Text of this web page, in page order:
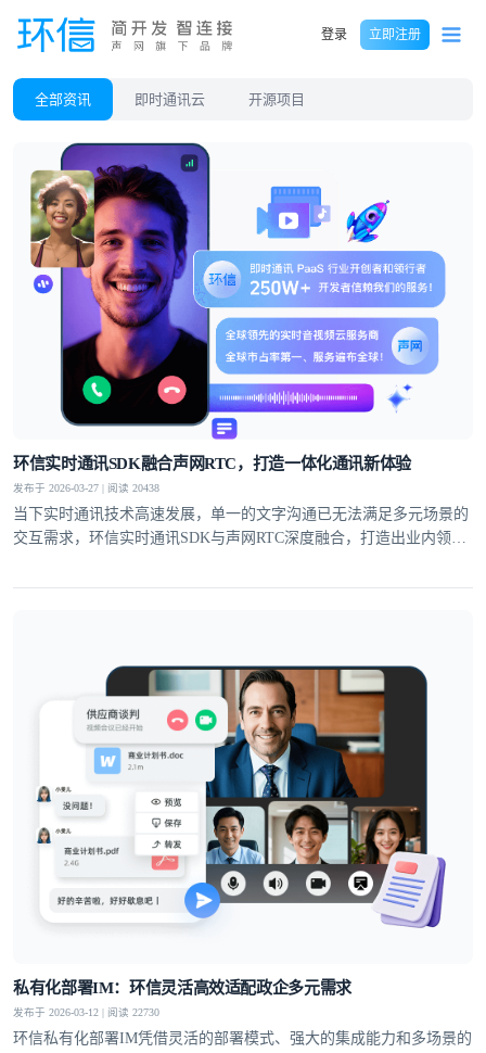
登录 立即注册
全部资讯 即时通讯云 开源项目
环信实时通讯SDK融合声网RTC，打造一体化通讯新体验
发布于 2026-03-27 | 阅读 20438
当下实时通讯技术高速发展，单一的文字沟通已无法满足多元场景的
交互需求，环信实时通讯SDK与声网RTC深度融合，打造出业内领先
通讯解决方案，高度适配泛娱乐社交、企业出海与大规模业务的发展
私有化部署IM：环信灵活高效适配政企多元需求
发布于 2026-03-12 | 阅读 22730
环信私有化部署IM凭借灵活的部署模式、强大的集成能力和多场景的